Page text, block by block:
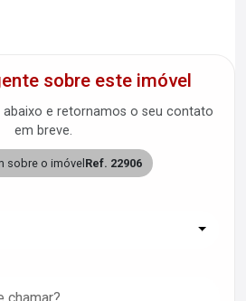
sobre este imóvel
abaixo e retornamos o seu contato
em breve.
sobre o imóvel Ref. 22906